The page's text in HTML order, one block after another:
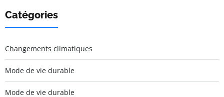
Catégories
Changements climatiques
Mode de vie durable
Mode de vie durable